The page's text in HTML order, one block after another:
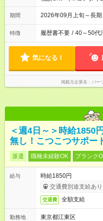
期間 2026年09月上旬～長
特徴 履歴書不要 / 40～50代
気になる！
掲載元企業名 パー
＜週4日～＞時給1850
無し！こつこつサポー
派遣 職種未経験OK ブランク
給与
時給1850円
交通費別途支給あり
交通費 全額支給
勤務地
東京都江東区